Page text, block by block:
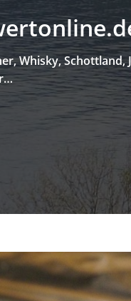
Whisky, Schottland,